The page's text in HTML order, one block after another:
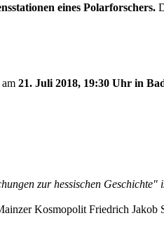
eines Polarforschers.
21. Juli 2018, 19:30 Uhr in
zur hessischen Geschichte"
Kosmopolit Friedrich Jakob